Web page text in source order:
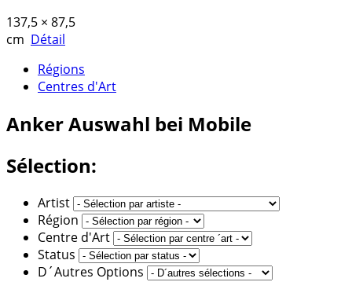
137,5 × 87,5
cm Détail
Régions
Centres d'Art
AnkerAuswahl bei Mobile
Sélection:
Artist
Région
Centre d'Art
Status
D´Autres Options